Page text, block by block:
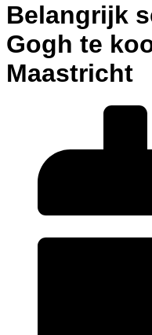
Belangrijk
Gogh te
Maastricht